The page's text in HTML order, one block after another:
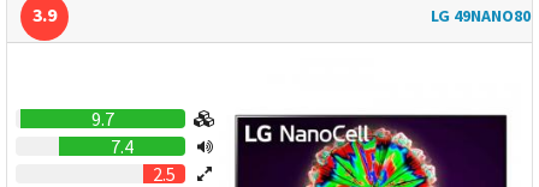
LG 49NANO80
3.9
9.7
7.4
2.5